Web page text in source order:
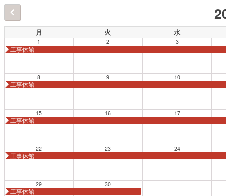
月 火 水
1
工事休館
2 3
8
工事休館
9 10
15
工事休館
16 17
22
工事休館
23 24
29
工事休館
30